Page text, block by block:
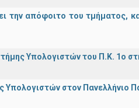
την απόφοιτο του τμήματος,
Υπολογιστών του Π.Κ. 1ο
στον Πανελλήνιο